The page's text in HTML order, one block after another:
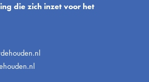
die zich inzet voor het